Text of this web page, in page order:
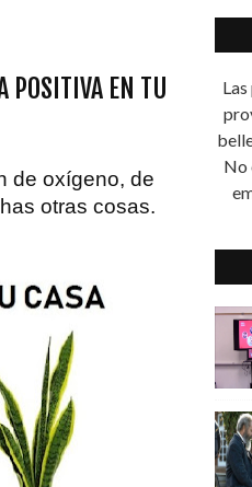
POSITIVA EN TU
de oxígeno, de
otras cosas.
No